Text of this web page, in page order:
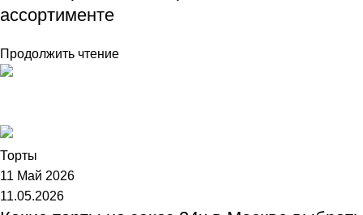
ассортименте
Продолжить чтение
Торты
11 Май 2026
11.05.2026